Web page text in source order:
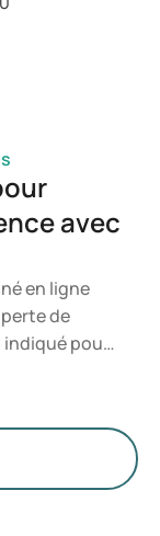
avec
en ligne
de
indiqué pour
tels que
adapté